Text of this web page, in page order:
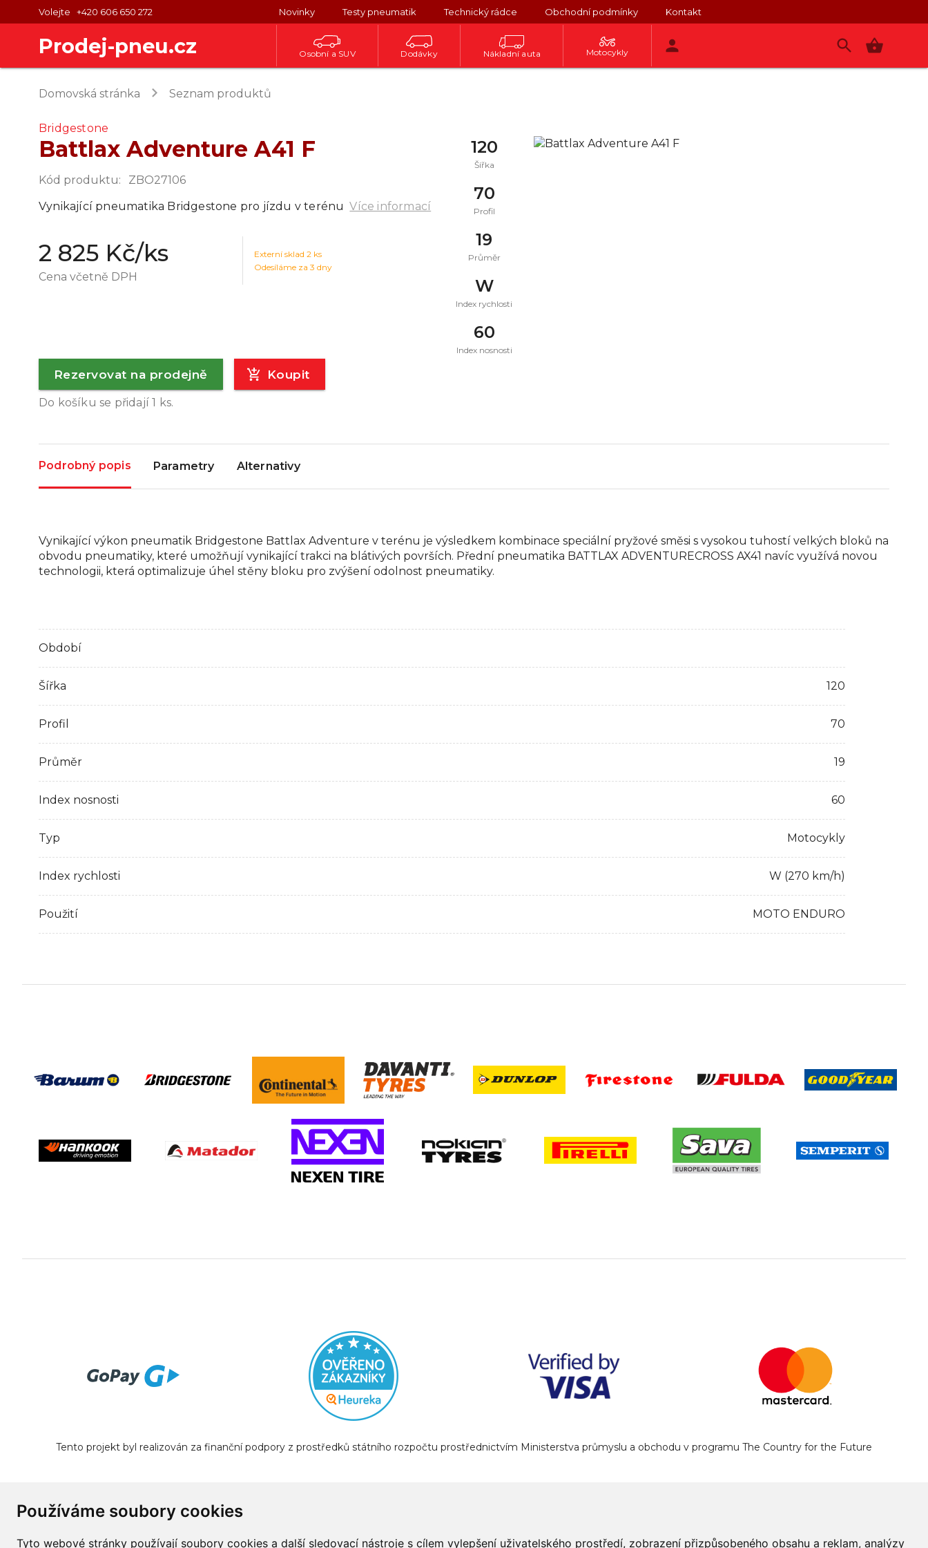
Používáme soubory cookies
Tyto webové stránky používají soubory cookies a další sledovací nástroje s cílem vylepšení uživatelského prostředí, zobrazení přizpůsobeného obsahu a reklam, analýzy
Volejte +420 606 650 272 Novinky Testy pneumatik Technický rádce Obchodní podmínky Kontakt
Prodej-pneu.cz Osobní a SUV Dodávky Nákladní auta Motocykly
Domovská stránka keyboard_arrow_right Seznam produktů
Bridgestone
Battlax Adventure A41 F
Kód produktu:
ZBO27106
Vynikající pneumatika Bridgestone pro jízdu v terénu Více informací
2 825 Kč/ks
Cena včetně DPH
Externí sklad 2 ks
Odesíláme za 3 dny
Rezervovat na prodejně Koupit
Do košíku se přidají1 ks.
120
Šířka
70
Profil
19
Průměr
W
Index rychlosti
60
Index nosnosti
Podrobný popis Parametry Alternativy
Vynikající výkon pneumatik Bridgestone Battlax Adventure v terénu je výsledkem kombinace speciální pryžové směsi s vysokou tuhostí velkých bloků na
obvodu pneumatiky, které umožňují vynikající trakci na blátivých površích. Přední pneumatika BATTLAX ADVENTURECROSS AX41 navíc využívá novou
technologii, která optimalizuje úhel stěny bloku pro zvýšení odolnost pneumatiky.
Období
Šířka 120
Profil 70
Průměr 19
Index nosnosti 60
Typ Motocykly
Index rychlosti W (270 km/h)
Použití MOTO ENDURO
Tento projekt byl realizován za finanční podpory z prostředků státního rozpočtu prostřednictvím Ministerstva průmyslu a obchodu v programu The Country for the Future